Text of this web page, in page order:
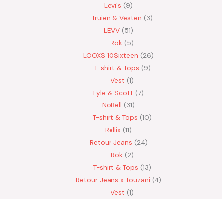
Levi's
9
Truien & Vesten
3
LEVV 51
Rok
5
LOOXS 10Sixteen
26
T-shirt & Tops 9
Vest 1
Lyle & Scott 7
NoBell
31
T-shirt & Tops 10
Rellix 11
Retour Jeans 24
Rok 2
T-shirt & Tops 13
Retour Jeans x Touzani 4
Vest 1